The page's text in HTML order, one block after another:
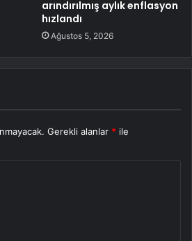
arındırılmış aylık enflasyon
hızlandı
Ağustos 5, 2026
Gerekli alanlar * ile